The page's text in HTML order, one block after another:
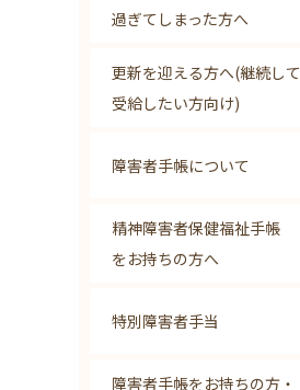
過ぎてしまった方へ
更新を迎える方へ(継続して
受給したい方向け)
障害者手帳について
精神障害者保健福祉手帳
をお持ちの方へ
特別障害者手当
障害者手帳をお持ちの方・